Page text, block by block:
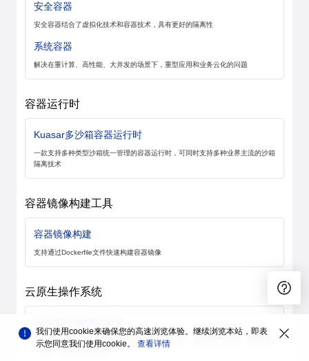
安全容器
安全容器结合了虚拟化技术和容器技术，具有更好的隔离性
系统容器
解决在重计算、高性能、大并发的场景下，重型应用和业务云化的问题
容器运行时
Kuasar多沙箱容器运行时
一款支持多种类型沙箱统一管理的容器运行时，可同时支持多种业界主流的沙箱
隔离技术
容器镜像构建工具
容器镜像构建
支持通过Dockerfile文件快速构建容器镜像
云原生操作系统
KubeOS是专为容器化业务涉及的轻量级操作系统，支持原子化升级，确保版本
我们使用cookie来确保您的高速浏览体验。继续浏览本站，即表
示您同意我们使用cookie。 查看详情